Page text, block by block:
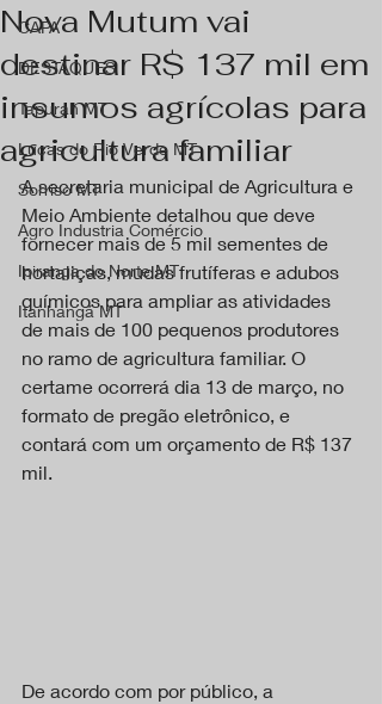
CAPA
DESTAQUES
Tapurah MT
Lucas do Rio Verde MT
Sorriso MT
Agro Industria Comércio
Ipiranga do Norte MT
Itanhangá MT
Nova Mutum vai
destinar R$ 137 mil em
insumos agrícolas para
agricultura familiar
A secretaria municipal de Agricultura e
Meio Ambiente detalhou que deve
fornecer mais de 5 mil sementes de
hortaliças, mudas frutíferas e adubos
químicos para ampliar as atividades
de mais de 100 pequenos produtores
no ramo de agricultura familiar. O
certame ocorrerá dia 13 de março, no
formato de pregão eletrônico, e
contará com um orçamento de R$ 137
mil.
De acordo com por público, a